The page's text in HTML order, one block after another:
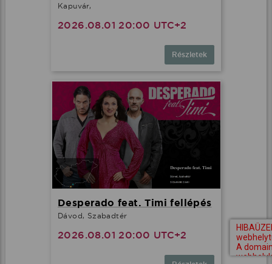
Kapuvár,
2026.08.01 20:00 UTC+2
Részletek
Desperado feat. Timi fellépés
Dávod, Szabadtér
2026.08.01 20:00 UTC+2